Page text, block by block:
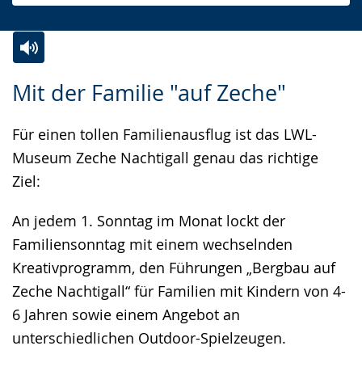
Mit der Familie "auf Zeche"
Für einen tollen Familienausflug ist das LWL-
Museum Zeche Nachtigall genau das richtige
Ziel:
An jedem 1. Sonntag im Monat lockt der
Familiensonntag mit einem wechselnden
Kreativprogramm, den Führungen „Bergbau auf
Zeche Nachtigall“ für Familien mit Kindern von 4-
6 Jahren sowie einem Angebot an
unterschiedlichen Outdoor-Spielzeugen.
Leichten
wechseln.
Audio-
Video
Deutscher
Gebärdensprache
wird
angezeigt.